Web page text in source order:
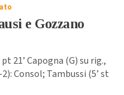
e Gozzano
21’ Capogna (G) su rig.,
Consol; Tambussi (5’ st